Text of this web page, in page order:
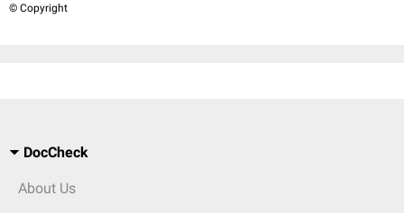
© Copyright
DocCheck
About Us